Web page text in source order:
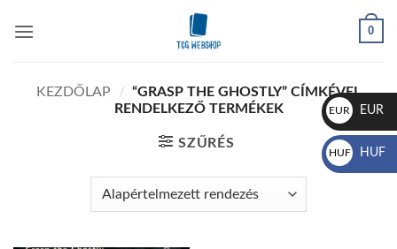
0
KEZDŐLAP / “GRASP THE GHOSTLY” CÍMKÉVEL
RENDELKEZŐ TERMÉKEK
SZŰRÉS
EUR
€
EUR
HUF
Ft
HUF